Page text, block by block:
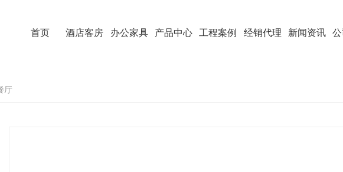
首页 酒店客房 办公家具 产品中心 工程案例 经销代理 新闻资讯
厅